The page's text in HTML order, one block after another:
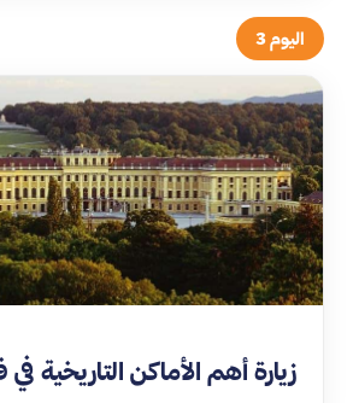
اليوم 3
زيارة أهم الأماكن التاريخية في